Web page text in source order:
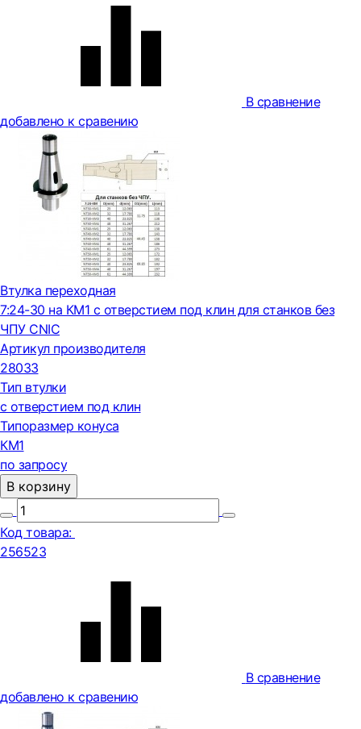
В сравнение
добавлено к сравению
Втулка переходная
7:24-30 на КМ1 с отверстием под клин для станков без
ЧПУ CNIC
Артикул производителя
28033
Тип втулки
с отверстием под клин
Типоразмер конуса
КМ1
по запросу
В корзину
Код товара:
256523
В сравнение
добавлено к сравению